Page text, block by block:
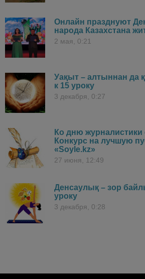
Онлайн празднуют
народа Казахстана
2 мая, 0:21
Уақыт – алтыннан да
к 15 уроку
3 декабря, 0:27
Ко дню журналистики
Конкурс на лучшую
«Soyle.kz»
27 июня, 12:49
Денсаулық – зор
уроку
3 декабря, 0:28